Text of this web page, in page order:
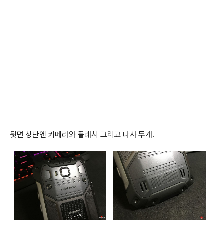
뒷면 상단엔 카메라와 플래시 그리고 나사 두개.